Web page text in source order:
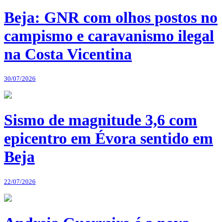
Beja: GNR com olhos postos no
campismo e caravanismo ilegal
na Costa Vicentina
30/07/2026
Sismo de magnitude 3,6 com
epicentro em Évora sentido em
Beja
22/07/2026